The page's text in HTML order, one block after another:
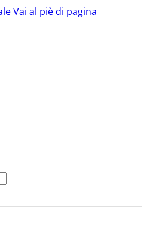
Vai al piè di pagina